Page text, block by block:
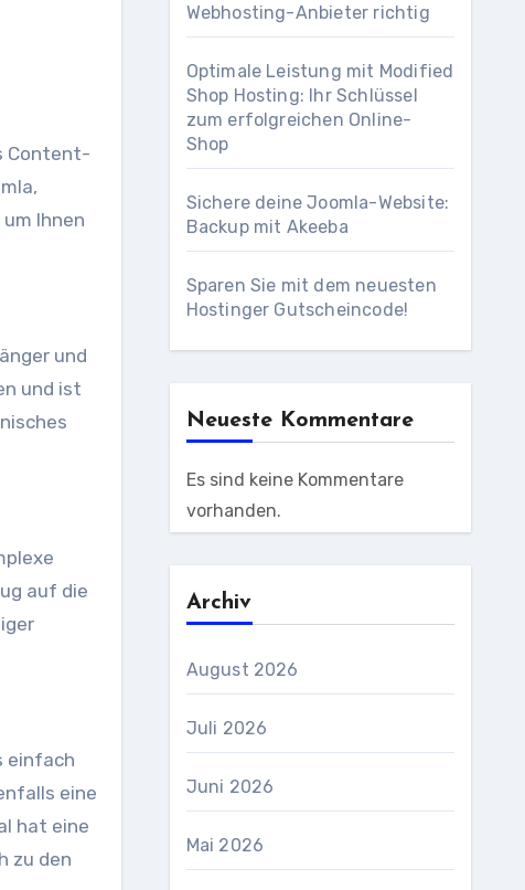
Content-
Ihnen
und
und ist
auf die
einfach
eine
hat eine
zu den
Webhosting-Anbieter richtig
Optimale Leistung mit Modified
Shop Hosting: Ihr Schlüssel
zum erfolgreichen Online-
Shop
Sichere deine Joomla-Website:
Backup mit Akeeba
Sparen Sie mit dem neuesten
Hostinger Gutscheincode!
Neueste Kommentare
Es sind keine Kommentare
vorhanden.
Archiv
August 2026
Juli 2026
Juni 2026
Mai 2026